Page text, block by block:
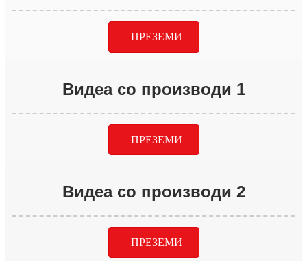
ПРЕЗЕМИ
Видеа со производи 1
ПРЕЗЕМИ
Видеа со производи 2
ПРЕЗЕМИ